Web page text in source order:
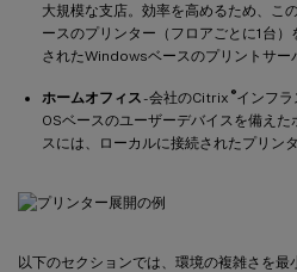
大規模な支店。効率を高めるため、こ
ースのプリンター（フロアごとに1台
されたWindowsベースのプリントサー
ホームオフィス- 会社のCitrix ®インフラ
OSベースのユーザーデバイスを備え
スには、ローカルに接続されたプリン
以下のセクションでは、環境の複雑さを